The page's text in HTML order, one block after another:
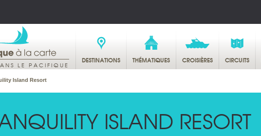
LE PACIFIQUE
DESTINATIONS THÉMATIQUES CROISIÈRES CIRCUITS
Island Resort
ISLAND RESORT